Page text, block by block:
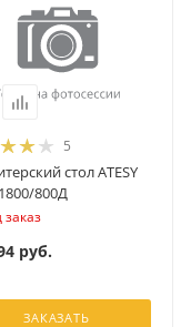
5
стол ATESY
800Д
заказ
руб.
ЗАКАЗАТЬ